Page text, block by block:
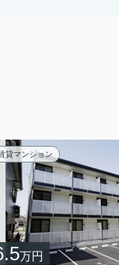
貸マンション
万円